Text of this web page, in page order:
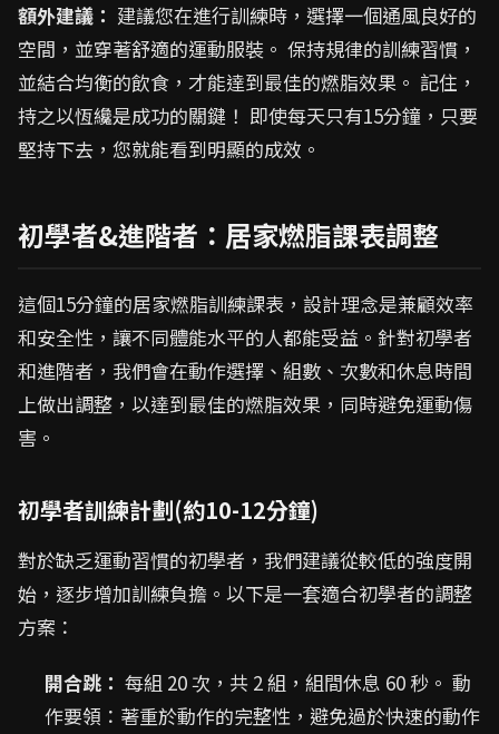
額外建議： 建議您在進行訓練時，選擇一個通風良好的
空間，並穿著舒適的運動服裝。 保持規律的訓練習慣，
並結合均衡的飲食，才能達到最佳的燃脂效果。 記住，
持之以恆纔是成功的關鍵！ 即使每天只有15分鐘，只要
堅持下去，您就能看到明顯的成效。
初學者&進階者：居家燃脂課表調整
這個15分鐘的居家燃脂訓練課表，設計理念是兼顧效率
和安全性，讓不同體能水平的人都能受益。針對初學者
和進階者，我們會在動作選擇、組數、次數和休息時間
上做出調整，以達到最佳的燃脂效果，同時避免運動傷
害。
初學者訓練計劃(約10-12分鐘)
對於缺乏運動習慣的初學者，我們建議從較低的強度開
始，逐步增加訓練負擔。以下是一套適合初學者的調整
方案：
開合跳： 每組 20 次，共 2 組，組間休息 60 秒。 動
作要領：著重於動作的完整性，避免過於快速的動作